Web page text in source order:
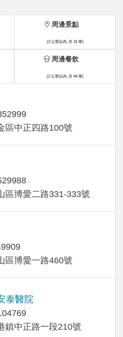
區中正四路100號
區博愛二路331-333號
區博愛一路460號
泰醫院
鎮中正路一段210號
周邊景點
(2 公里以內, 共 31 筆)
周邊餐飲
(2 公里以內, 共 44 筆)